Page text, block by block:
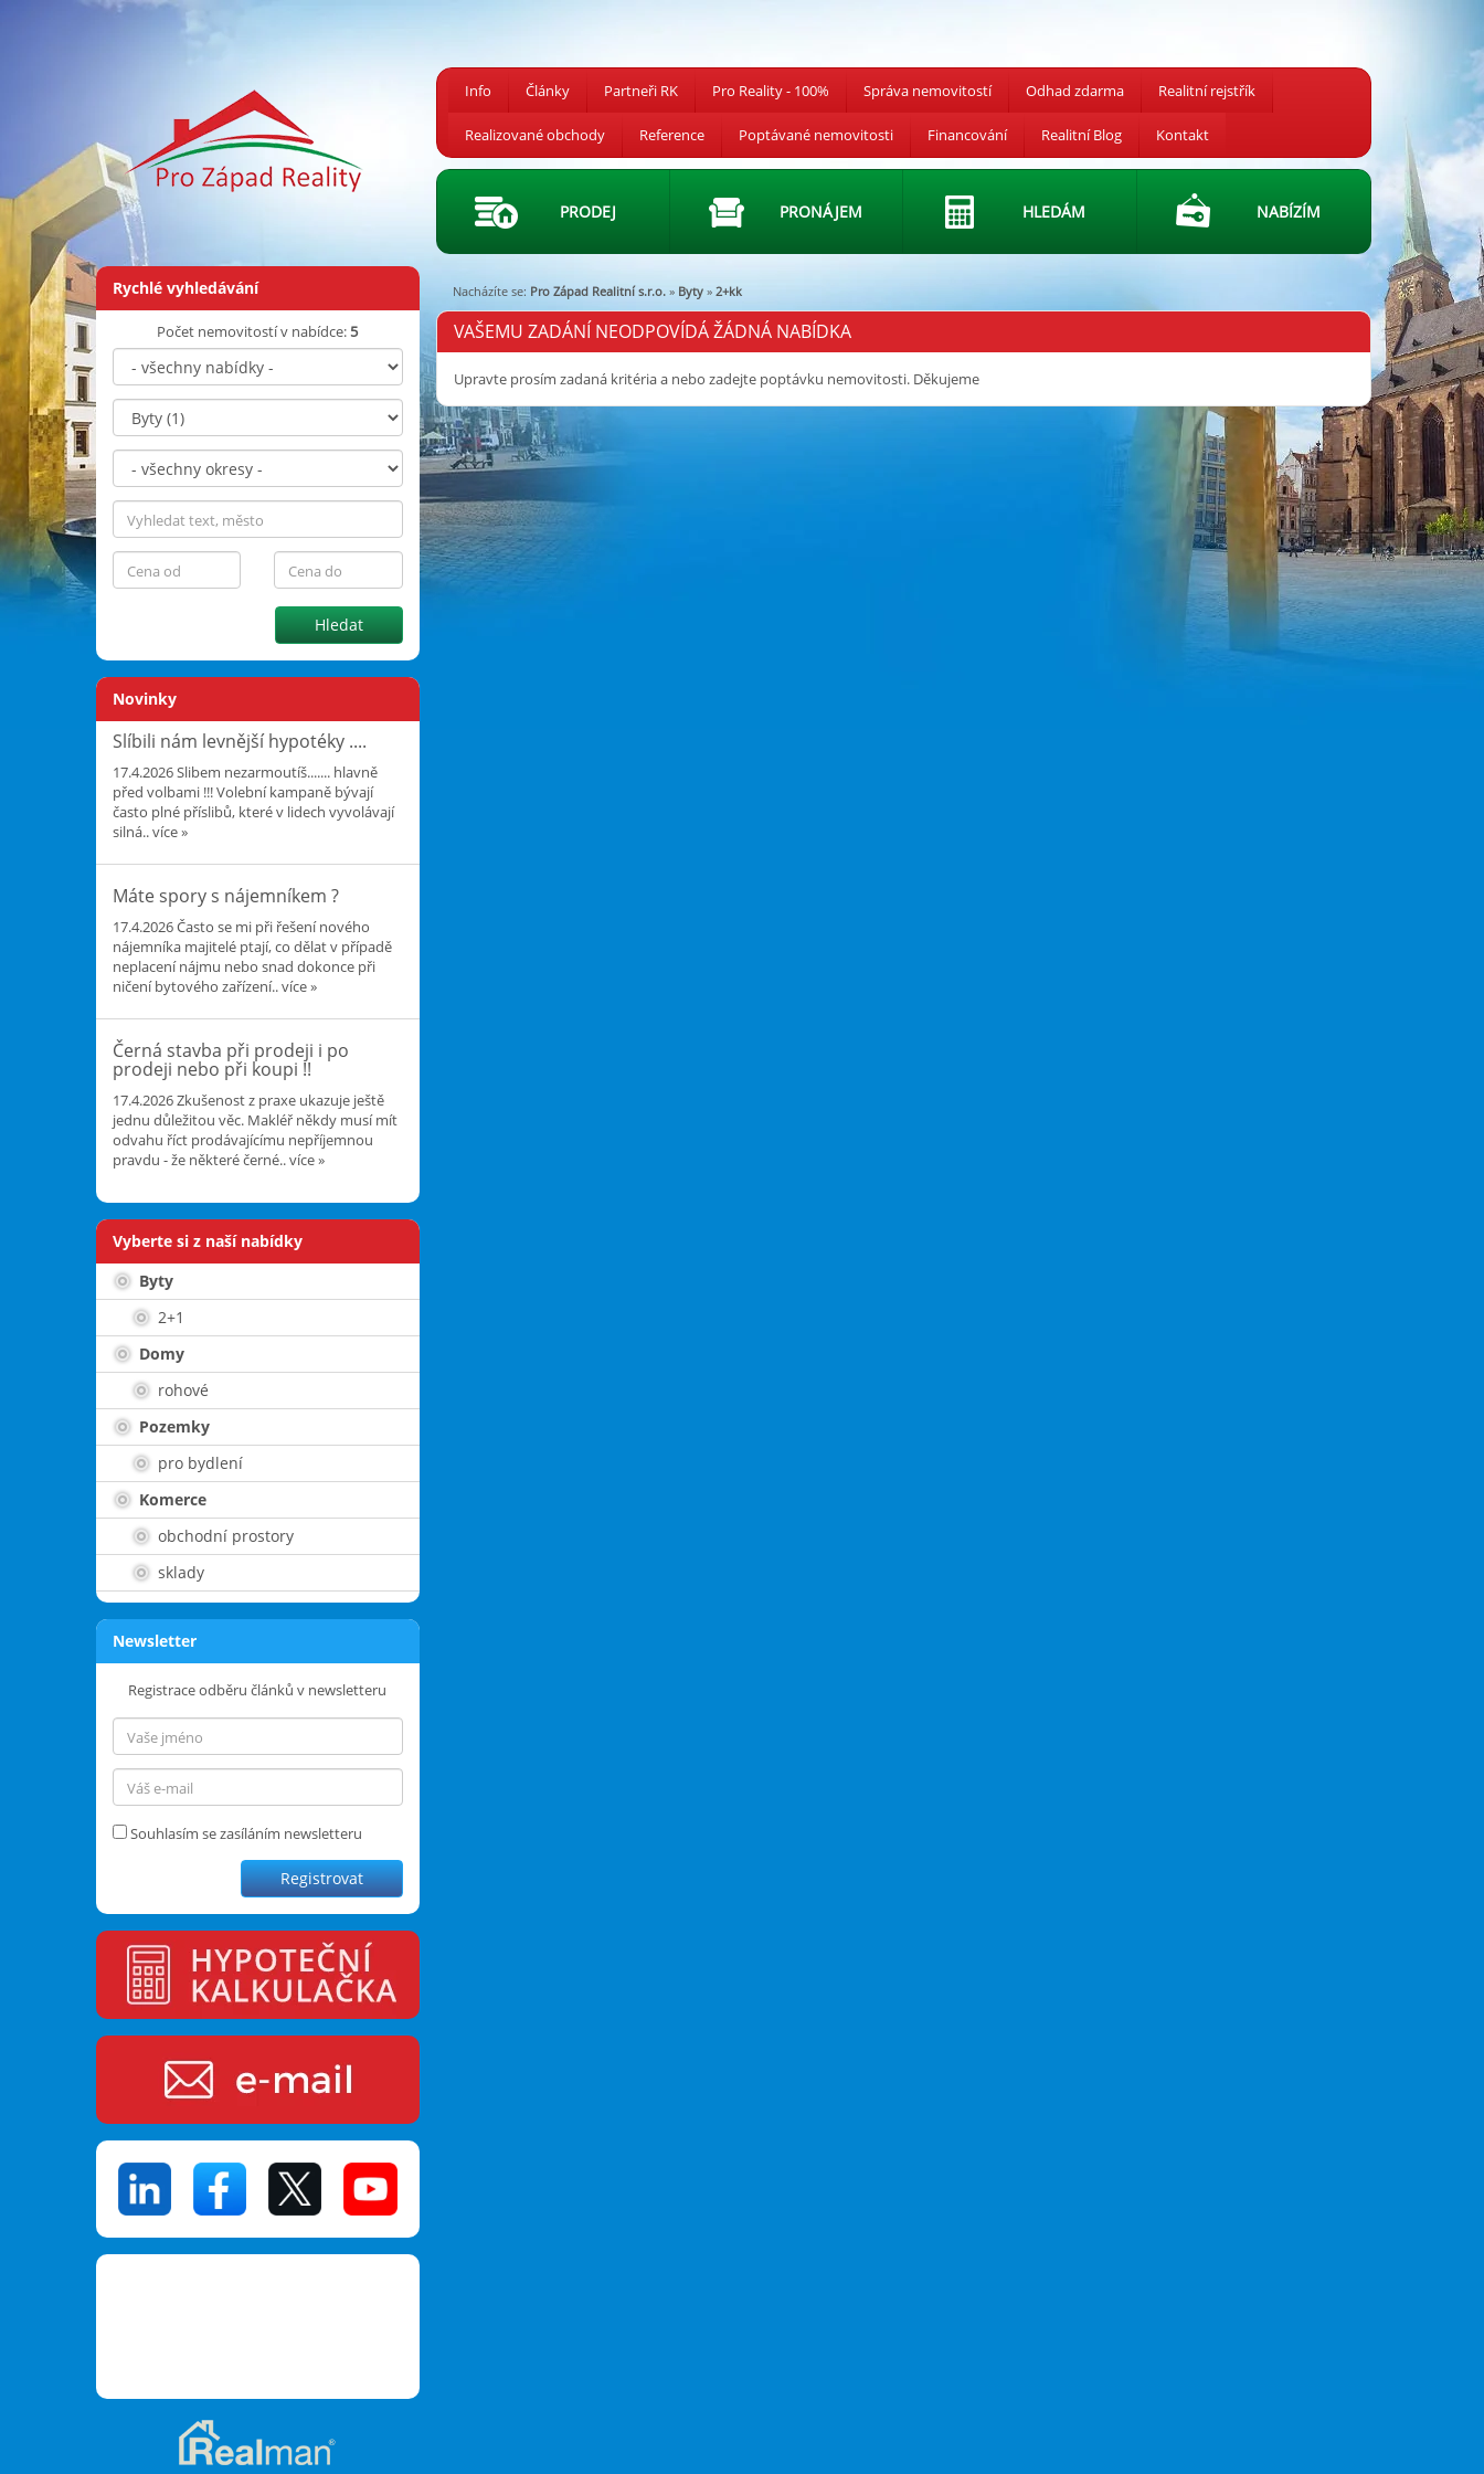
Info Články Partneři RK Pro Reality - 100% Správa nemovitostí Odhad zdarma Realitní rejstřík
Realizované obchody Reference Poptávané nemovitosti Financování Realitní Blog Kontakt
PRODEJ PRONÁJEM HLEDÁM NABÍZÍM
Rychlé vyhledávání
Počet nemovitostí v nabídce:5
Hledat
Novinky
Slíbili nám levnější hypotéky ....
17.4.2026Slibem nezarmoutíš....... hlavně
před volbami !!! Volební kampaně bývají
často plné příslibů, které v lidech vyvolávají
silná..více »
Máte spory s nájemníkem ?
17.4.2026Často se mi při řešení nového
nájemníka majitelé ptají, co dělat v případě
neplacení nájmu nebo snad dokonce při
ničení bytového zařízení..více »
Černá stavba při prodeji i po
prodeji nebo při koupi !!
17.4.2026Zkušenost z praxe ukazuje ještě
jednu důležitou věc. Makléř někdy musí mít
odvahu říct prodávajícímu nepříjemnou
pravdu - že některé černé..více »
Vyberte si z naší nabídky
Byty
2+1
Domy
rohové
Pozemky
pro bydlení
Komerce
obchodní prostory
sklady
Newsletter
Registrace odběru článků v newsletteru
Souhlasím se zasíláním newsletteru
Registrovat
Nacházíte se: Pro Západ Realitní s.r.o. » Byty » 2+kk
VAŠEMU ZADÁNÍ NEODPOVÍDÁ ŽÁDNÁ NABÍDKA
Upravte prosím zadaná kritéria a nebo zadejte poptávku nemovitosti. Děkujeme